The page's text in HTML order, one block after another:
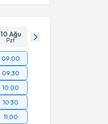
10 Ağu
Pzt
09:00
09:30
10:00
10:30
11:00